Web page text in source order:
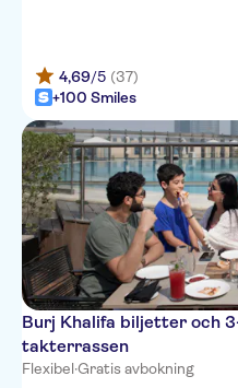
4,69/5 (37)
+100 Smiles
Burj Khalifa biljetter och
takterrassen
Flexibel·Gratis avbokning